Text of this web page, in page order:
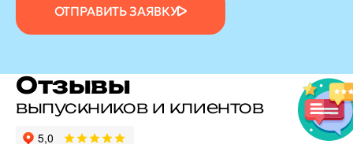
ОТПРАВИТЬ ЗАЯВКУ
Отзывы
выпускников и клиентов